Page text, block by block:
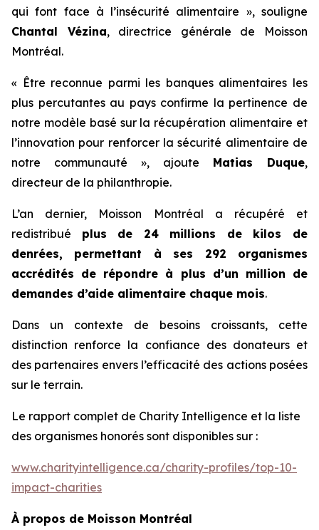
qui font face à l’insécurité alimentaire », souligne
Chantal Vézina, directrice générale de Moisson
Montréal.
« Être reconnue parmi les banques alimentaires les
plus percutantes au pays confirme la pertinence de
notre modèle basé sur la récupération alimentaire et
l’innovation pour renforcer la sécurité alimentaire de
notre communauté », ajoute Matias Duque,
directeur de la philanthropie.
L’an dernier, Moisson Montréal a récupéré et
redistribué plus de 24 millions de kilos de
denrées, permettant à ses 292 organismes
accrédités de répondre à plus d’un million de
demandes d’aide alimentaire chaque mois.
Dans un contexte de besoins croissants, cette
distinction renforce la confiance des donateurs et
des partenaires envers l’efficacité des actions posées
sur le terrain.
Le rapport complet de Charity Intelligence et la liste
des organismes honorés sont disponibles sur :
www.charityintelligence.ca/charity-profiles/top-10-
impact-charities
À propos de Moisson Montréal